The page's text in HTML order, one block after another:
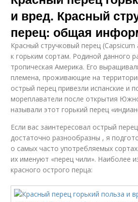
и вред. Красный
перец: общая
Красный стручковый перец
к горьким сортам. Родиной данного
тропическая Америка. Его
племена, проживающие на
острый перец привезли испанские и
мореплаватели после открытия
называли этот горький перец
Если вас заинтересовал острый
достаточно разнообразны , я
о самых часто употребляемых
их именуют «перец чили». Наиболее
красного острого перца: